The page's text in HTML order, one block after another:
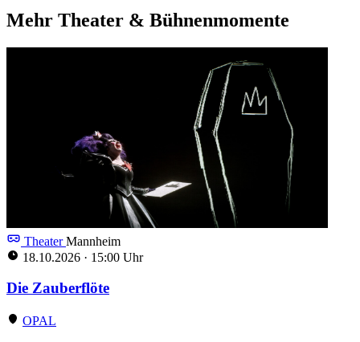
Mehr Theater & Bühnenmomente
TheaterMannheim
18.10.2026 · 15:00 Uhr
Die Zauberflöte
OPAL